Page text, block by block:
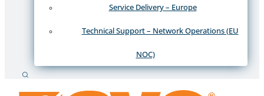
Service Delivery – Europe
Technical Support – Network Operations (EU
NOC)
Recherche